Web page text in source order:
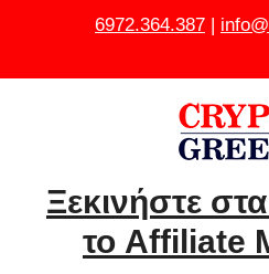
6972.364.387 |
Ξεκινήστε
το Affiliate